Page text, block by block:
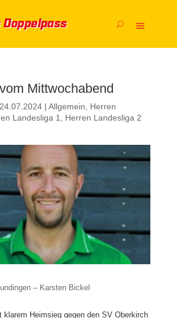
Mittwochabend
24.07.2024| Allgemein
Herren
Landesliga 1 Herren Landesliga 2
– Karsten Bickel
klarem Heimsieg gegen den SV Oberkirch